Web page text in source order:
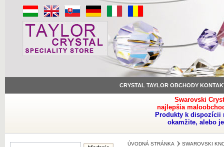
CRYSTAL TAYLOR OBCHODY
Swarovski
najlepšia
Produkty k dispozícii
okamžite, alebo
ÚVODNÁ STRÁNKA SWAROVSKI